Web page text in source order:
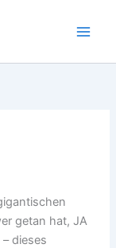
getan hat, JA
dieses